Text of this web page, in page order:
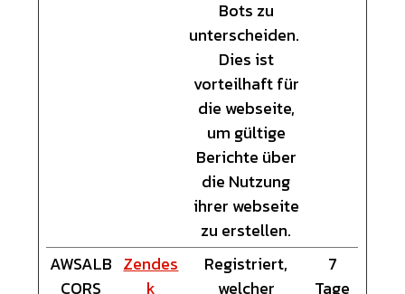
Bots zu
unterscheiden.
Dies ist
vorteilhaft für
die webseite,
um gültige
Berichte über
die Nutzung
ihrer webseite
zu erstellen.
AWSALB
CORS
Zendes
k
Registriert,
welcher
7
Tage